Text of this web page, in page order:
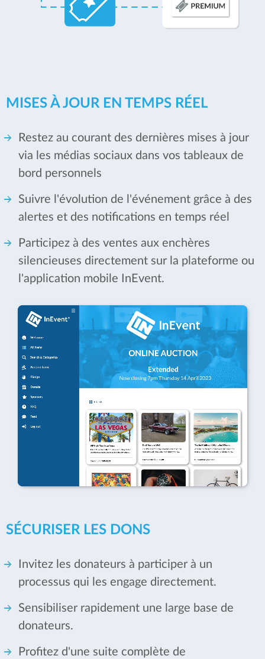
MISES À JOUR EN TEMPS RÉEL
Restez au courant des dernières mises à jour
via les médias sociaux dans vos tableaux de
bord personnels
Suivre l'évolution de l'événement grâce à des
alertes et des notifications en temps réel
Participez à des ventes aux enchères
silencieuses directement sur la plateforme ou
l'application mobile InEvent.
SÉCURISER LES DONS
Invitez les donateurs à participer à un
processus qui les engage directement.
Sensibiliser rapidement une large base de
donateurs.
Profitez d'une suite complète de